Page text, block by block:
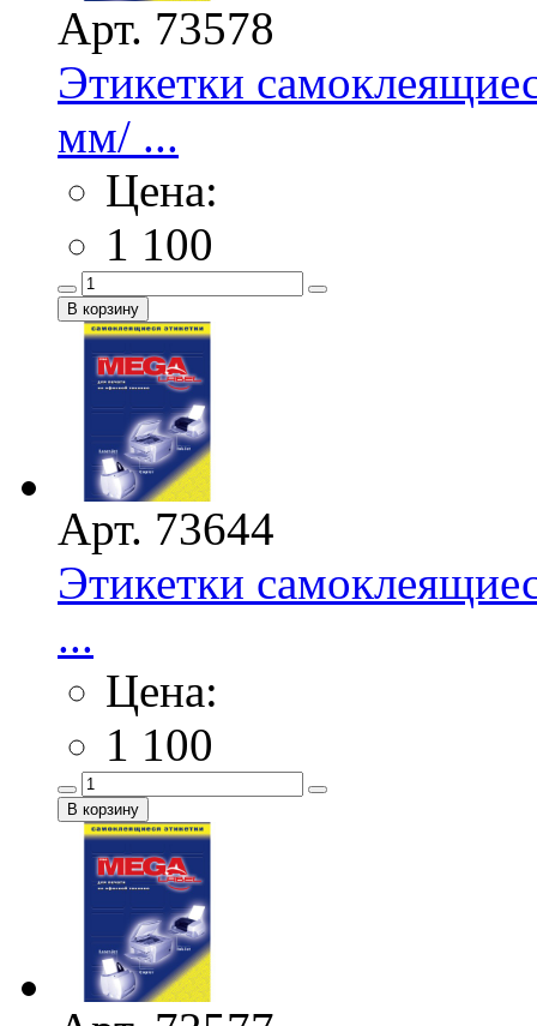
Арт. 73578
Этикетки
мм/ ...
Цена:
1 100
Арт. 73644
Этикетки
...
Цена:
1 100